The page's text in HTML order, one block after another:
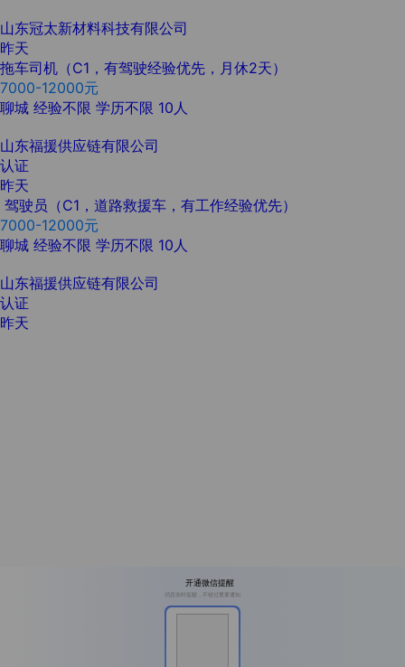
山东冠太新材料科技有限公司
昨天
拖车司机（C1，有驾驶经验优先，月休2天）
7000-12000元
聊城 经验不限 学历不限 10人
山东福援供应链有限公司
认证
昨天
驾驶员（C1，道路救援车，有工作经验优先）
7000-12000元
聊城 经验不限 学历不限 10人
山东福援供应链有限公司
认证
昨天
开通微信提醒
消息实时提醒，不错过重要通知